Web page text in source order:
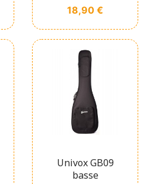
Prix
18,90 €
Univox GB09
basse